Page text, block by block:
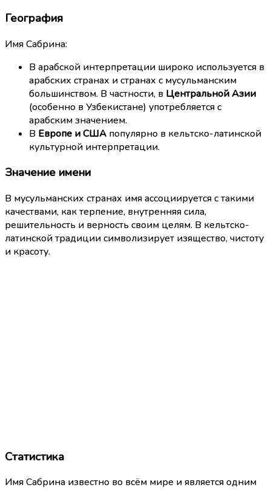
География
Имя Сабрина:
В арабской интерпретации широко используется в
арабских странах и странах с мусульманским
большинством. В частности, в Центральной Азии
(особенно в Узбекистане) употребляется с
арабским значением.
В Европе и США популярно в кельтско-латинской
культурной интерпретации.
Значение имени
В мусульманских странах имя ассоциируется с такими
качествами, как терпение, внутренняя сила,
решительность и верность своим целям. В кельтско-
латинской традиции символизирует изящество, чистоту
и красоту.
Статистика
Имя Сабрина известно во всём мире и является одним